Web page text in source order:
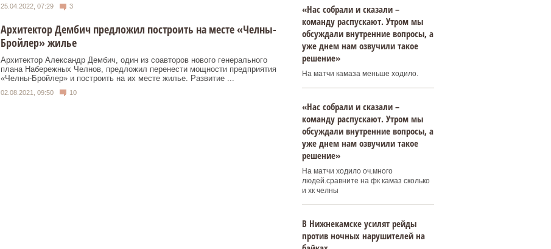
25.04.2022, 07:29 3
Архитектор Дембич предложил построить на месте «Челны-
Бройлер» жилье
Архитектор Александр Дембич, один из соавторов нового генерального
плана Набережных Челнов, предложил перенести мощности предприятия
«Челны-Бройлер» и построить на их месте жилье. Развитие ...
02.08.2021, 09:50 10
«Нас собрали и сказали –
команду распускают. Утром мы
обсуждали внутренние вопросы, а
уже днем нам озвучили такое
решение»
На матчи камаза меньше ходило.
«Нас собрали и сказали –
команду распускают. Утром мы
обсуждали внутренние вопросы, а
уже днем нам озвучили такое
решение»
На матчи ходило оч.много
людей.сравните на фк камаз сколько
и хк челны
В Нижнекамске усилят рейды
против ночных нарушителей на